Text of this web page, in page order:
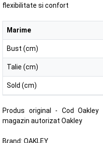
flexibilitate si confort
Marime
Bust (cm)
Talie (cm)
Sold (cm)
Produs original - Cod Oakley
magazin autorizat Oakley
Brand: OAKLEY